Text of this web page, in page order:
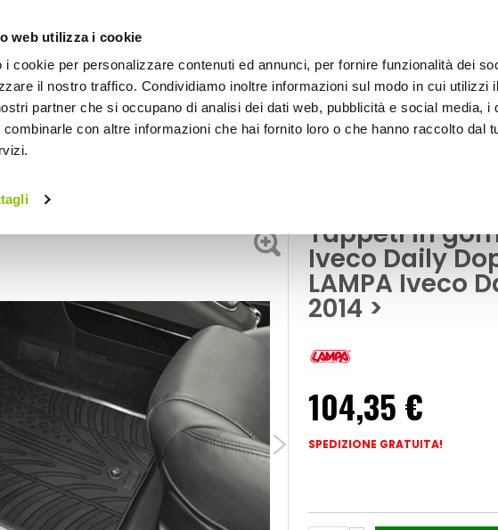
web utilizza i cookie
i cookie per personalizzare contenuti ed annunci, per fornire funzionalità dei
il nostro traffico. Condividiamo inoltre informazioni sul modo in cui utilizzi
partner che si occupano di analisi dei dati web, pubblicità e social media, i
combinarle con altre informazioni che hai fornito loro o che hanno raccolto dal
OUTDOOR
Daily Doppia cabina 201406> - LAMPA Iveco Daily Doppia cabina 2014 >
Tappeti in
Iveco Daily
LAMPA Iveco
2014 >
104,35 €
SPEDIZIONE GRATUITA!